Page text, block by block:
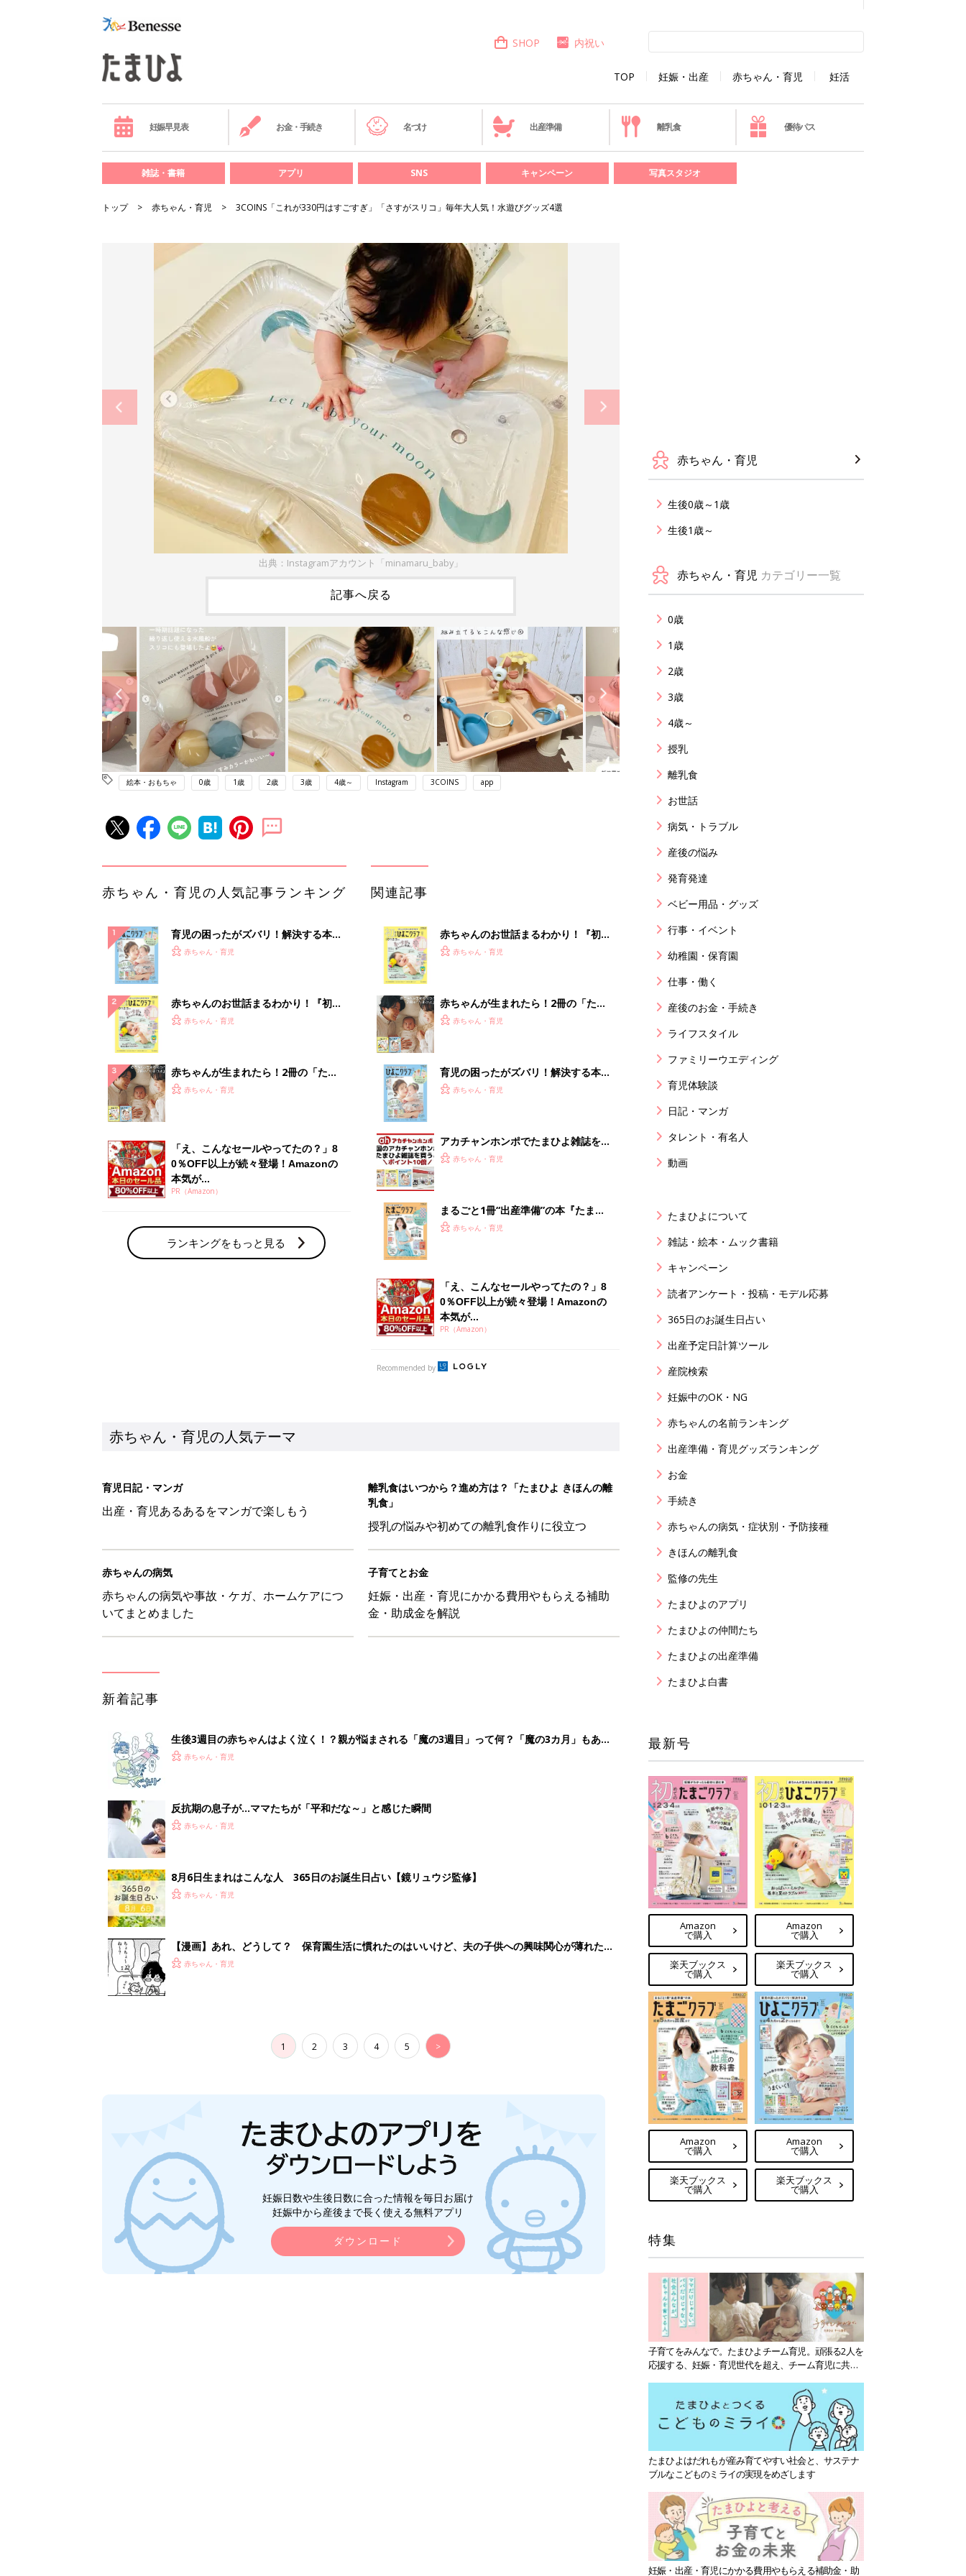
TOP 妊娠・出産 赤ちゃん・育児 妊活
SHOP 内祝い
妊娠早見表 お金・手続き 名づけ 出産準備 離乳食 優待パス
雑誌・書籍 アプリ SNS キャンペーン 写真スタジオ
トップ 赤ちゃん・育児 3COINS「これが330円はすごすぎ」「さすがスリコ」毎年大人気！水遊びグッズ4選
出典：Instagramアカウント「minamaru_baby」
記事へ戻る
絵本・おもちゃ 0歳 1歳 2歳 3歳 4歳～ Instagram 3COINS app
赤ちゃん・育児の人気記事ランキング
育児の困ったがズバリ！解決する本
『ひよこクラブ 夏号』 4カ月～2才
赤ちゃん・育児
赤ちゃんのお世話まるわかり！『初め
てのひよこクラブ 夏号』〈巻頭大特
赤ちゃん・育児
赤ちゃんが生まれたら！2冊の「たま
ひよ」
赤ちゃん・育児
「え、こんなセールやってたの？」8
0％OFF以上が続々登場！Amazonの
本気が...
PR（Amazon）
ランキングをもっと見る
関連記事
赤ちゃんのお世話まるわかり！『初め
てのひよこクラブ 夏号』〈巻頭大特
赤ちゃん・育児
赤ちゃんが生まれたら！2冊の「たま
ひよ」
赤ちゃん・育児
育児の困ったがズバリ！解決する本
『ひよこクラブ 夏号』 4カ月～2才
赤ちゃん・育児
アカチャンホンポでたまひよ雑誌を買
うとポイント10倍【期間限定】
赤ちゃん・育児
まるごと1冊“出産準備”の本『たまご
クラブ 夏号』〈スペシャル大特集〉
赤ちゃん・育児
「え、こんなセールやってたの？」8
0％OFF以上が続々登場！Amazonの
本気が...
PR（Amazon）
Recommended by
赤ちゃん・育児の人気テーマ
育児日記・マンガ
出産・育児あるあるをマンガで楽しもう
離乳食はいつから？進め方は？「たまひよ きほんの離
乳食」
授乳の悩みや初めての離乳食作りに役立つ
赤ちゃんの病気
赤ちゃんの病気や事故・ケガ、ホームケアにつ
いてまとめました
子育てとお金
妊娠・出産・育児にかかる費用やもらえる補助
金・助成金を解説
新着記事
生後3週目の赤ちゃんはよく泣く！？親が悩まされる「魔の3週目」って何？「魔の3カ月」もある
って本当？【専門家】
赤ちゃん・育児
反抗期の息子が...ママたちが「平和だな～」と感じた瞬間
赤ちゃん・育児
8月6日生まれはこんな人 365日のお誕生日占い【鏡リュウジ監修】
赤ちゃん・育児
【漫画】あれ、どうして？ 保育園生活に慣れたのはいいけど、夫の子供への興味関心が薄れた気
がする……！『ふうふう子育て ＃91』
赤ちゃん・育児
1 2 3 4 5 >
妊娠日数や生後日数に合った情報を毎日お届け
妊娠中から産後まで長く使える無料アプリ
ダウンロード
赤ちゃん・育児
生後0歳～1歳
生後1歳～
赤ちゃん・育児 カテゴリー一覧
0歳
1歳
2歳
3歳
4歳～
授乳
離乳食
お世話
病気・トラブル
産後の悩み
発育発達
ベビー用品・グッズ
行事・イベント
幼稚園・保育園
仕事・働く
産後のお金・手続き
ライフスタイル
ファミリーウエディング
育児体験談
日記・マンガ
タレント・有名人
動画
たまひよについて
雑誌・絵本・ムック書籍
キャンペーン
読者アンケート・投稿・モデル応募
365日のお誕生日占い
出産予定日計算ツール
産院検索
妊娠中のOK・NG
赤ちゃんの名前ランキング
出産準備・育児グッズランキング
お金
手続き
赤ちゃんの病気・症状別・予防接種
きほんの離乳食
監修の先生
たまひよのアプリ
たまひよの仲間たち
たまひよの出産準備
たまひよ白書
最新号
Amazon
で購入
楽天ブックス
で購入
Amazon
で購入
楽天ブックス
で購入
Amazon
で購入
楽天ブックス
で購入
Amazon
で購入
楽天ブックス
で購入
特集
子育てをみんなで。たまひよチーム育児。頑張る2人を
応援する、妊娠・育児世代を超え、チーム育児に共感
たまひよはだれもが産み育てやすい社会と、サステナ
ブルなこどものミライの実現をめざします
妊娠・出産・育児にかかる費用やもらえる補助金・助